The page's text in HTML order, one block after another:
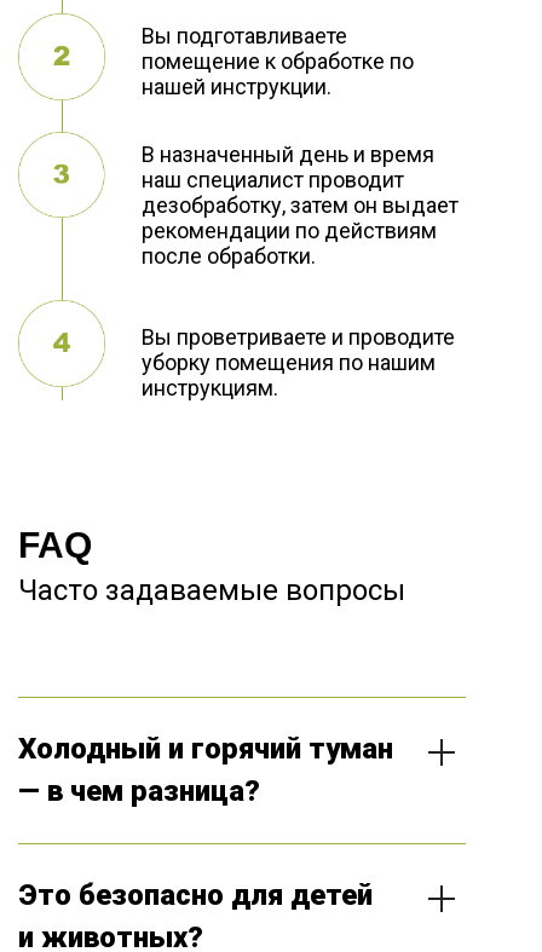
Вы подготавливаете
помещение к обработке по
нашей инструкции.
В назначенный день и время
наш специалист проводит
дезобработку, затем он выдает
рекомендации по действиям
после обработки.
Вы проветриваете и проводите
уборку помещения по нашим
инструкциям.
FAQ
Часто задаваемые вопросы
Холодный и горячий туман
— в чем разница?
Химические средства имеют разный рабочий
только совместно с холодным туманом и является
усилителем эффекта от основной обработки. К
средствам горячего тумана наименьшее
сопротивление у большинства паразитов.
Это безопасно для детей
и животных?